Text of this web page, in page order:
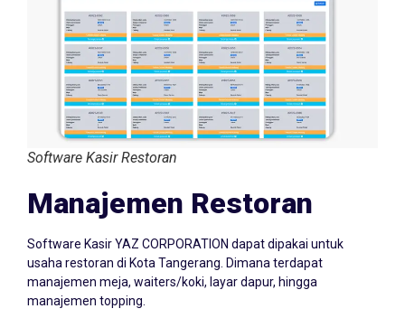
Software Kasir Restoran
Manajemen Restoran
usaha restoran di Kota Tangerang. Dimana terdapat
manajemen meja, waiters/koki, layar dapur, hingga
manajemen topping.